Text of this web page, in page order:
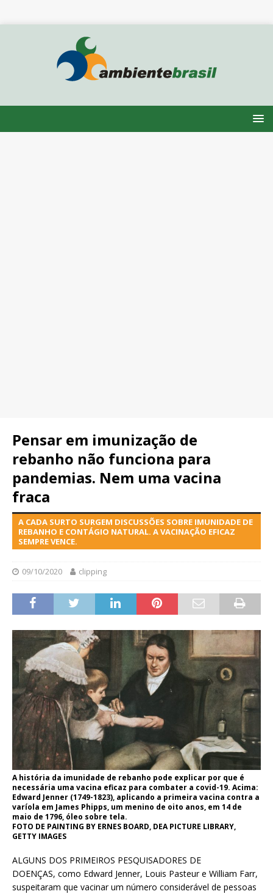
Pensar em imunização de
rebanho não funciona para
pandemias. Nem uma vacina
fraca
A CADA SURTO SURGEM DISCUSSÕES SOBRE IMUNIDADE DE
REBANHO E CONTÁGIO NATURAL. A VACINAÇÃO EFICAZ
SEMPRE VENCE.
09/10/2020 clipping
A história da imunidade de rebanho pode explicar por que é
necessária uma vacina eficaz para combater a covid-19. Acima:
Edward Jenner (1749-1823), aplicando a primeira vacina contra a
varíola em James Phipps, um menino de oito anos, em 14 de
maio de 1796, óleo sobre tela.
FOTO DE PAINTING BY ERNES BOARD, DEA PICTURE LIBRARY,
GETTY IMAGES
ALGUNS DOS PRIMEIROS PESQUISADORES DE
DOENÇAS, como Edward Jenner, Louis Pasteur e William Farr,
suspeitaram que vacinar um número considerável de pessoas